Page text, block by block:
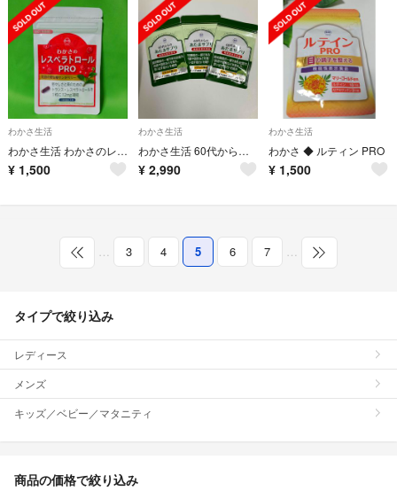
わかさ生活
わかさ生活 わかさのレスベラトロールPRO
¥ 1,500
わかさ生活
わかさ生活 60代からの あたまサプリ 記憶力維持に 3ヶ月分
¥ 2,990
わかさ生活
わかさ ◆ ルティン PRO
¥ 1,500
3 4 5 6 7
タイプで絞り込み
レディース
メンズ
キッズ／ベビー／マタニティ
商品の価格で絞り込み